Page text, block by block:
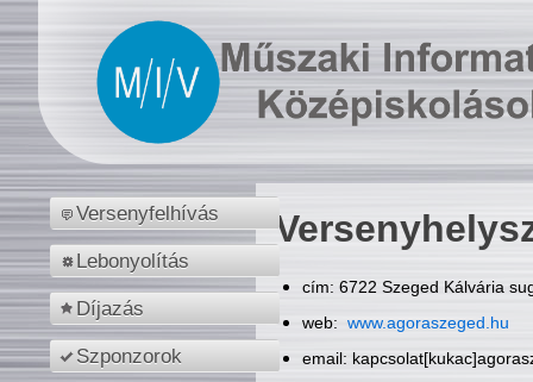
Versenyfelhívás
Lebonyolítás
Díjazás
Szponzorok
cím: 6722 Szeged Kálvária
web: www.agoraszeged.hu
email: